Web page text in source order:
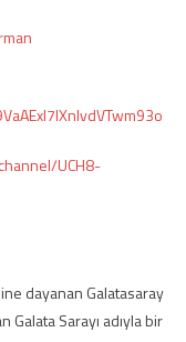
UCH8-
dayanan Galatasaray
Galata Sarayı adıyla bir